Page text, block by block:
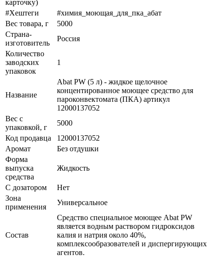
карточку)
#Хештеги
#химия_моющая_для_пка_абат
Вес товара, г
5000
Страна-
изготовитель
Россия
Количество
заводских
упаковок
1
Название
Abat PW (5 л) - жидкое щелочное
концентированное моющее средство для
пароконвектомата (ПКА) артикул
12000137052
Вес с
упаковкой, г
5000
Код продавца
12000137052
Аромат
Без отдушки
Форма
выпуска
средства
Жидкость
С дозатором
Нет
Зона
применения
Универсальное
Состав
Средство специальное моющее Abat PW
является водным раствором гидроксидов
калия и натрия около 40%,
комплексообразователей и диспергирующих
агентов.